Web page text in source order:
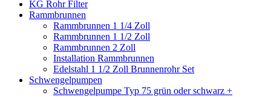
KG Rohr Filter
Rammbrunnen
Rammbrunnen 1 1/4 Zoll
Rammbrunnen 1 1/2 Zoll
Rammbrunnen 2 Zoll
Installation Rammbrunnen
Edelstahl 1 1/2 Zoll Brunnenrohr Set
Schwengelpumpen
Schwengelpumpe Typ 75 grün oder schwarz +